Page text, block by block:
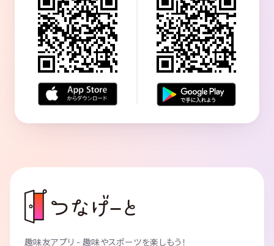
趣味友アプリ - 趣味やスポーツを楽しもう！